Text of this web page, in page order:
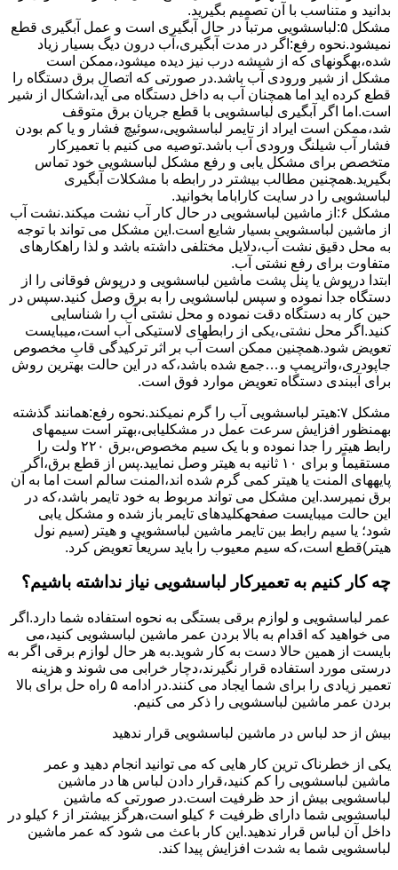
بدانید و متناسب با آن تصمیم بگیرید.
مشکل ۵:لباسشویی مرتباً در ﺣﺎل آﺑﮕﯿﺮی اﺳﺖ و ﻋﻤﻞ آﺑﮕﯿﺮی ﻗﻄﻊ
نمیشود.نحوه رﻓﻊ:اﮔﺮ در ﻣﺪت آﺑﮕﯿﺮی،آب درون دﯾﮓ ﺑﺴﯿﺎر زﯾﺎد
ﺷﺪه،بهگونهای ﮐﻪ از ﺷﯿﺸﻪ درب ﻧﯿﺰ دﯾﺪه میشود،ممکن است
مشکل از شیر ورودی آب باشد.در صورتی که اتصال برق دستگاه را
قطع کرده اید اما همچنان آب به داخل دستگاه می آید،اشکال از شیر
است.اما اگر آبگیری لباسشویی با قطع جریان برق متوقف
شد،ممکن است ایراد از تایمر لباسشویی،سوئیچ فشار و یا کم بودن
فشار آب شیلنگ ورودی آب باشد.توصیه می کنیم با تعمیرکار
متخصص برای مشکل یابی و رفع مشکل لباسشویی خود تماس
بگیرید.همچنین مطالب بیشتر در رابطه با مشکلات آبگیری
لباسشویی را در سایت کاراباما بخوانید.
مشکل ۶:از ﻣﺎﺷﯿﻦ لباسشویی در ﺣﺎل ﮐﺎر آب ﻧﺸﺖ میکند.نشت آب
از ماشین لباسشویی بسیار شایع است.این مشکل می تواند با توجه
به محل دقیق نشت آب،دلایل مختلفی داشته باشد و لذا راهکارهای
متفاوت برای رفع نشتی آب.
ابتدا درپوش یا پنل ﭘﺸﺖ ﻣﺎﺷﯿﻦ لباسشویی و درپوش ﻓﻮﻗﺎﻧﯽ را از
دستگاه ﺟﺪا ﻧﻤﻮده و ﺳﭙﺲ لباسشویی را ﺑﻪ ﺑﺮق وصل ﮐﻨﯿﺪ.سپس در
حین کار به دستگاه دقت نموده و ﻣﺤﻞ نشتی آب را ﺷﻨﺎﺳﺎﯾﯽ
کنید.اﮔﺮ ﻣﺤﻞ نشتی،ﯾﮑﯽ از رابطهای ﻻﺳﺘﯿﮑﯽ آب اﺳﺖ،میبایست
ﺗﻌﻮﯾﺾ شود.همچنین ﻣﻤﮑﻦ اﺳﺖ آب بر اثر ﺗﺮﮐﯿﺪﮔﯽ قابِ ﻣﺨﺼﻮص
ﺟﺎﭘﻮدری،واترپمپ و…جمع شده ﺑﺎﺷﺪ،ﮐﻪ در این حالت بهترین روش
برای آببندی دستگاه ﺗﻌﻮﯾﺾ ﻣﻮارد ﻓﻮق اﺳﺖ.
مشکل ۷:ﻫﯿﺘﺮ لباسشویی آب را ﮔﺮم نمیکند.نحوه رﻓﻊ:ﻫﻤﺎﻧﻨﺪ ﮔﺬﺷﺘﻪ
بهمنظور اﻓﺰاﯾﺶ ﺳﺮﻋﺖ ﻋﻤﻞ در مشکلیابی،بهتر است سیمهای
راﺑﻂ ﻫﯿﺘﺮ را ﺟﺪا ﻧﻤﻮده و ﺑﺎ ﯾﮏ ﺳﯿﻢ ﻣﺨﺼﻮص،برق ۲۲۰ ولت را
مستقیماً و برای ۱۰ ﺛﺎﻧﯿﻪ ﺑﻪ ﻫﯿﺘﺮ وصل نمایید.ﭘﺲ از ﻗﻄﻊ ﺑﺮق،اﮔﺮ
پایههای اﻟﻤﻨﺖ یا هیتر کمی ﮔﺮم ﺷﺪه اند،اﻟﻤﻨﺖ ﺳﺎﻟﻢ است اما ﺑﻪ آن
ﺑﺮق نمیرسد.اﯾﻦ ﻣﺸﮑﻞ می تواند مربوط به ﺧﻮد ﺗﺎﯾﻤﺮ باشد،ﮐﻪ در
این حالت میبایست صفحهکلیدهای ﺗﺎﯾﻤﺮ باز شده و مشکل یابی
شود؛ ﯾﺎ ﺳﯿﻢ راﺑﻂ ﺑﯿﻦ ﺗﺎﯾﻤﺮ ماشین لباسشویی و ﻫﯿﺘﺮ (سیم ﻧﻮل
ﻫﯿﺘﺮ)ﻗﻄﻊ اﺳﺖ،ﮐﻪ ﺳﯿﻢ ﻣﻌﯿﻮب را ﺑﺎﯾﺪ سریعاً ﺗﻌﻮﯾﺾ کرد.
چه کار کنیم به تعمیرکار لباسشویی نیاز نداشته باشیم؟
عمر لباسشویی و لوازم برقی بستگی به نحوه استفاده شما دارد.اگر
می خواهید که اقدام به بالا بردن عمر ماشین لباسشویی کنید،می
بایست از همین حالا دست به کار شوید.به هر حال لوازم برقی اگر به
درستی مورد استفاده قرار نگیرند،دچار خرابی می شوند و هزینه
تعمیر زیادی را برای شما ایجاد می کنند.در ادامه ۵ راه حل برای بالا
بردن عمر ماشین لباسشویی را ذکر می کنیم.
بیش از حد لباس در ماشین لباسشویی قرار ندهید
یکی از خطرناک ترین کار هایی که می توانید انجام دهید و عمر
ماشین لباسشویی را کم کنید،قرار دادن لباس ها در ماشین
لباسشویی بیش از حد ظرفیت است.در صورتی که ماشین
لباسشویی شما دارای ظرفیت ۶ کیلو است،هرگز بیشتر از ۶ کیلو در
داخل آن لباس قرار ندهید.این کار باعث می شود که عمر ماشین
لباسشویی شما به شدت افزایش پیدا کند.